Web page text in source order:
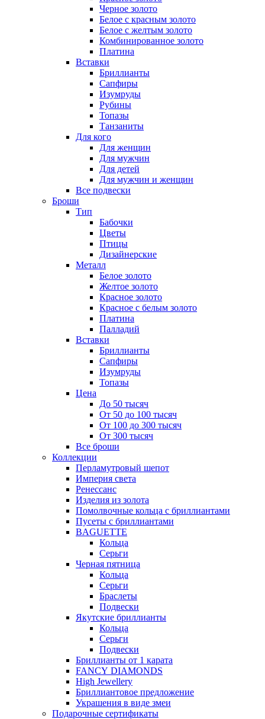
Черное золото
Белое с красным золото
Белое с желтым золото
Комбинированное золото
Платина
Вставки
Бриллианты
Сапфиры
Изумруды
Рубины
Топазы
Танзаниты
Для кого
Для женщин
Для мужчин
Для детей
Для мужчин и женщин
Все подвески
Броши
Тип
Бабочки
Цветы
Птицы
Дизайнерские
Металл
Белое золото
Желтое золото
Красное золото
Красное с белым золото
Платина
Палладий
Вставки
Бриллианты
Сапфиры
Изумруды
Топазы
Цена
До 50 тысяч
От 50 до 100 тысяч
От 100 до 300 тысяч
От 300 тысяч
Все броши
Коллекции
Перламутровый шепот
Империя света
Ренессанс
Изделия из золота
Помолвочные кольца с бриллиантами
Пусеты с бриллиантами
BAGUETTE
Кольца
Серьги
Черная пятница
Кольца
Серьги
Браслеты
Подвески
Якутские бриллианты
Кольца
Серьги
Подвески
Бриллианты от 1 карата
FANCY DIAMONDS
High Jewellery
Бриллиантовое предложение
Украшения в виде змеи
Подарочные сертификаты